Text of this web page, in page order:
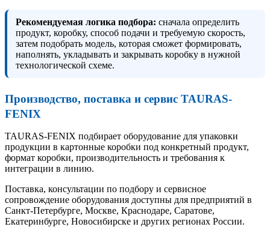
Рекомендуемая логика подбора: сначала определить
продукт, коробку, способ подачи и требуемую скорость,
затем подобрать модель, которая сможет формировать,
наполнять, укладывать и закрывать коробку в нужной
технологической схеме.
Производство, поставка и сервис TAURAS-
FENIX
TAURAS-FENIX подбирает оборудование для упаковки
продукции в картонные коробки под конкретный продукт,
формат коробки, производительность и требования к
интеграции в линию.
Поставка, консультации по подбору и сервисное
сопровождение оборудования доступны для предприятий в
Санкт-Петербурге, Москве, Краснодаре, Саратове,
Екатеринбурге, Новосибирске и других регионах России.